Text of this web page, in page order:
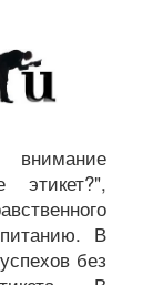
этикет?",
В
без